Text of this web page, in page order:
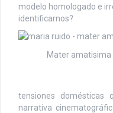
modelo homologado e
identificarnos?
Mater
tensiones domésticas
narrativa